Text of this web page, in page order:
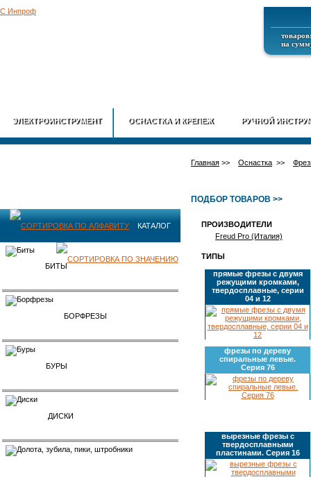
на
ЭЛЕКТРОИНСТРУМЕНТ ОСНАСТКА И КРЕПЕЖ РУЧНОЙ
КАТАЛОГ
ПРОДУКЦИИ
БИТЫ
БОРФРЕЗЫ
БУРЫ
ДИСКИ
Главная >> Оснастка >>
ПОДБОР ТОВАРОВ >>
ПРОИЗВОДИТЕЛИ
Freud Pro (Италия)
ТИПЫ
прямые фрезы с двумя
режущими кромками,
твердосплавные, серии
04 и 12
фрезы по дереву
спиральные левые.
Серия 76
вырезные фрезы с
твердосплавными
пластинами. Серия 16